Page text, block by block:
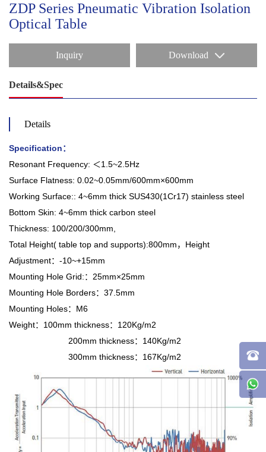
ZDP Series Pneumatic Vibration Isolation
Optical Table
Inquiry Download
Details&Spec
Details
Specification：
Resonant Frequency: ＜1.5~2.5Hz
Surface Flatness: 0.02~0.05mm/600mm×600mm
Working Surface:: 4~6mm thick SUS430(1Cr17) stainless steel
Bottom Skin: 4~6mm thick carbon steel
Thickness: 100/200/300mm,
Total Height( table top and supports):800mm，Height
Adjustment：-10~+15mm
Mounting Hole Grid:：25mm×25mm
Mounting Hole Borders：37.5mm
Mounting Holes：M6
Weight：100mm thickness：120Kg/m2
200mm thickness：140Kg/m2
300mm thickness：167Kg/m2